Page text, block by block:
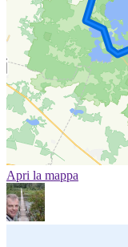
Apri la mappa